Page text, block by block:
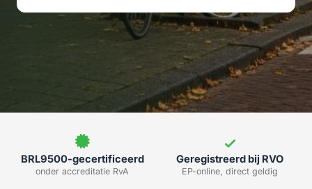
BRL9500-gecertificeerd
onder accreditatie RvA
Geregistreerd bij RVO
EP-online, direct geldig